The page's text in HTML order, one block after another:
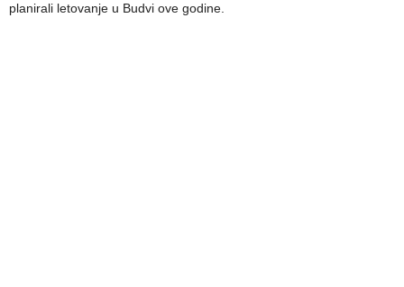
planirali letovanje u Budvi ove godine.